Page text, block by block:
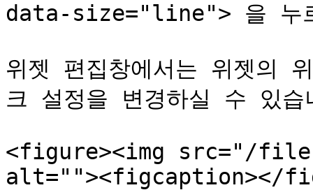
data-size="line"> 을 누
위젯 편집창에서는 위젯의
크 설정을 변경하실 수 있습
<figure><img src="/files/
alt=""><figcaption></